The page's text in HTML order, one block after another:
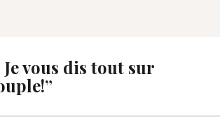
Je vous dis tout sur
”